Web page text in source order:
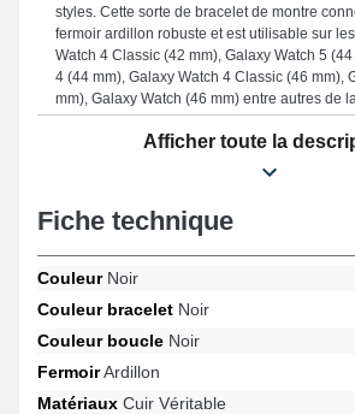
styles. Cette sorte de bracelet de montre
fermoir ardillon robuste et est utilisable sur
Watch 4 Classic (42 mm), Galaxy Watch 5
4 (44 mm), Galaxy Watch 4 Classic (46 mm),
mm), Galaxy Watch (46 mm) entre autres de
Avec sa finition impeccable, ce bracelet
parfaitement à une variété de modèles
Afficher toute la
Fiche technique
CouleurNoir
Couleur bracelet Noir
Couleur boucle Noir
FermoirArdillon
Matériaux Cuir Véritable